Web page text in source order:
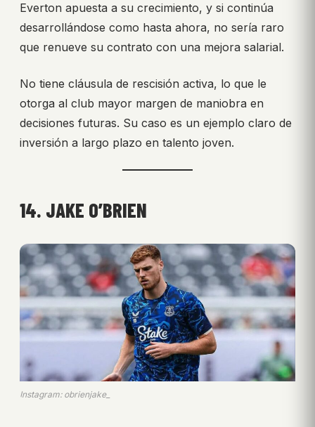
Everton apuesta a su crecimiento, y si continúa
desarrollándose como hasta ahora, no sería raro
que renueve su contrato con una mejora salarial.
No tiene cláusula de rescisión activa, lo que le
otorga al club mayor margen de maniobra en
decisiones futuras. Su caso es un ejemplo claro de
inversión a largo plazo en talento joven.
14. JAKE O’BRIEN
Instagram: obrienjake_